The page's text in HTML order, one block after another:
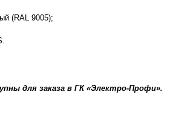
(RAL 9005);
для заказа в ГК «Электро-Профи».